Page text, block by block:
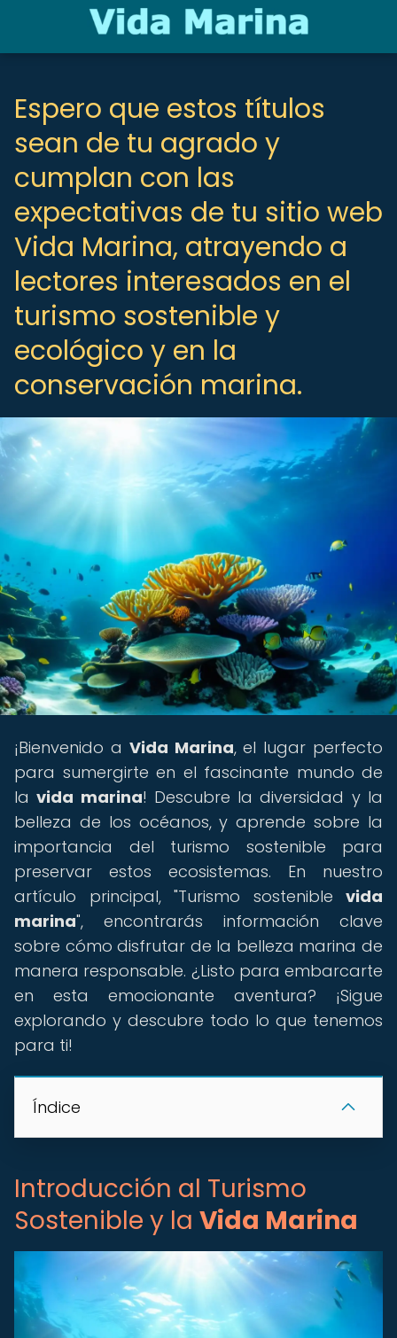
Espero que estos títulos
sean de tu agrado y
cumplan con las
expectativas de tu sitio web
Vida Marina, atrayendo a
lectores interesados en el
turismo sostenible y
ecológico y en la
conservación marina.
¡Bienvenido a Vida Marina, el lugar perfecto
para sumergirte en el fascinante mundo de
lavida marina! Descubre la diversidad y la
belleza de los océanos, y aprende sobre la
importancia del turismo sostenible para
preservar estos ecosistemas. En nuestro
artículo principal, "Turismo sostenible vida
marina", encontrarás información clave
sobre cómo disfrutar de la belleza marina de
manera responsable. ¿Listo para embarcarte
en esta emocionante aventura? ¡Sigue
explorando y descubre todo lo que tenemos
para ti!
Índice
Introducción al Turismo
Sostenible y la Vida Marina